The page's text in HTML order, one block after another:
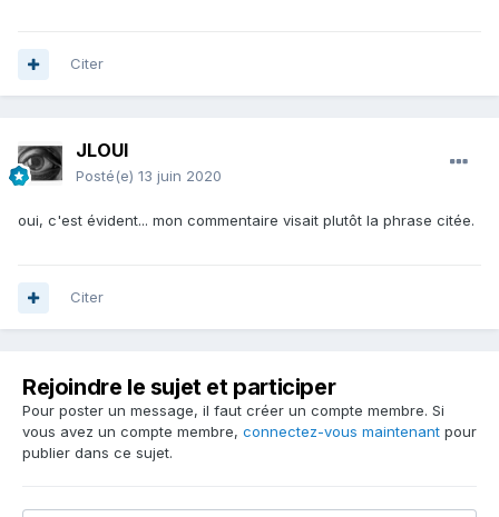
Citer
JLOUI
Posté(e) 13 juin 2020
oui, c'est évident... mon commentaire visait plutôt la phrase citée.
Citer
Rejoindre le sujet et participer
Pour poster un message, il faut créer un compte membre. Si
vous avez un compte membre, connectez-vous maintenant pour
publier dans ce sujet.